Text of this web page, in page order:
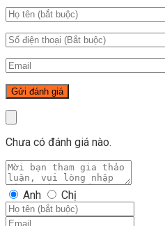
Chưa có đánh giá nào.
Anh Chị